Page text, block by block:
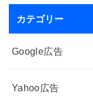
カテゴリー
Google広告
Yahoo広告